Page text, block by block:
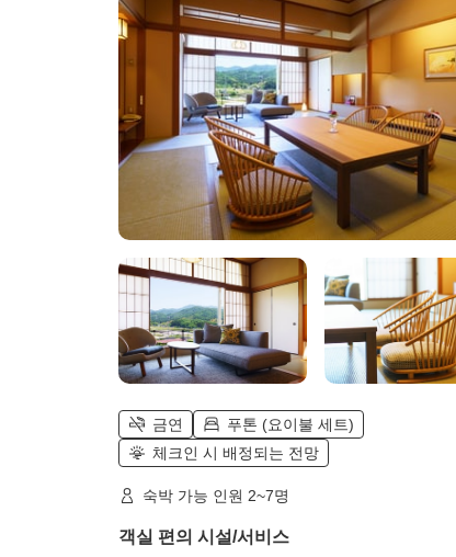
금연
푸톤 (요이불 세트)
체크인 시 배정되는 전망
숙박 가능 인원 2~7명
객실 편의 시설/서비스